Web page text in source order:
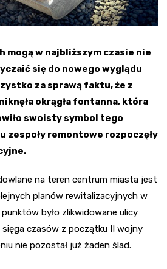
mogą w najbliższym czasie nie
się do nowego wyglądu
za sprawą faktu, że z
okrągła fontanna, która
swoisty symbol tego
zespoły remontowe rozpoczęły
na teren centrum miasta jest
planów rewitalizacyjnych w
było zlikwidowane ulicy
czasów z początku II wojny
nie pozostał już żaden ślad.